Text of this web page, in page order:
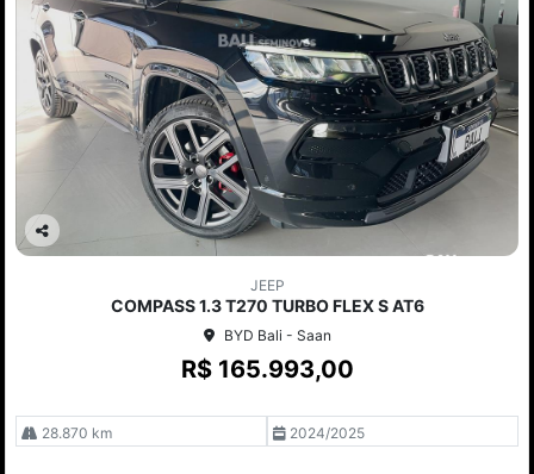
Co
JEEP
COMPASS 1.3 T270 TURBO FLEX S AT6
BYD Bali - Saan
R$ 165.993,00
28.870 km 2024/2025